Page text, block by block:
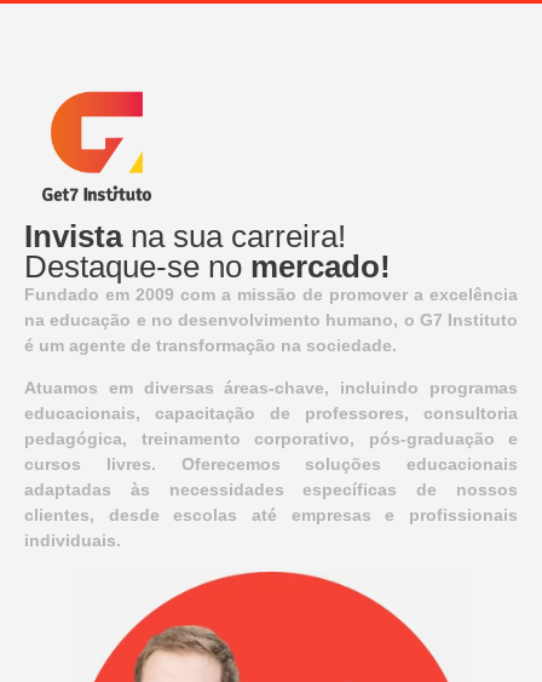
Invistana sua carreira!
Destaque-se no mercado!
Fundado em 2009 com a missão de promover a excelência
na educação e no desenvolvimento humano, o G7 Instituto
é um agente de transformação na sociedade.
Atuamos em diversas áreas-chave, incluindo programas
educacionais, capacitação de professores, consultoria
pedagógica, treinamento corporativo, pós-graduação e
cursos livres. Oferecemos soluções educacionais
adaptadas às necessidades específicas de nossos
clientes, desde escolas até empresas e profissionais
individuais.